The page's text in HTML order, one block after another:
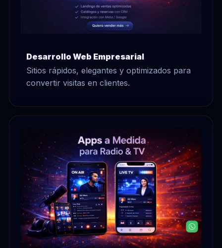
Desarrollo Web Empresarial
Sitios rápidos, elegantes y optimizados para
convertir visitas en clientes.